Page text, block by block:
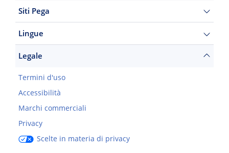
Siti Pega
Lingue
Legale
Termini d'uso
Accessibilità
Marchi commerciali
Privacy
Scelte in materia di privacy